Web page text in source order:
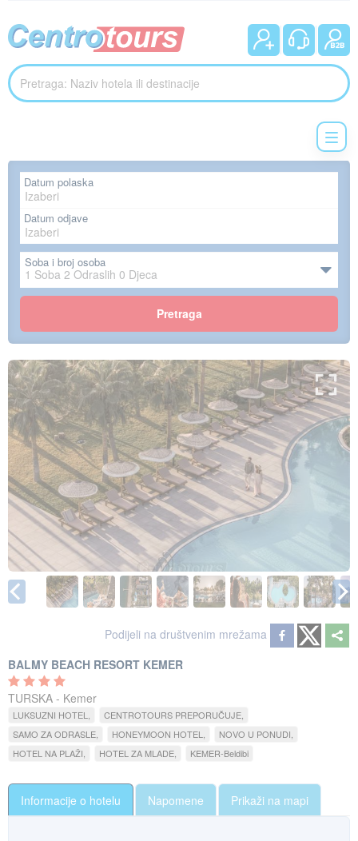
Datum polaska
Datum odjave
Soba i broj osoba
1 Soba 2 Odraslih 0 Djeca
Pretraga
Podijeli na društvenim mrežama
BALMY BEACH RESORT KEMER
TURSKA - Kemer
LUKSUZNI HOTEL
CENTROTOURS PREPORUČUJE
SAMO ZA ODRASLE
HONEYMOON HOTEL
NOVO U PONUDI
HOTEL NA PLAŽI
HOTEL ZA MLADE KEMER-Beldibi
Informacije o hotelu Napomene Prikaži na mapi